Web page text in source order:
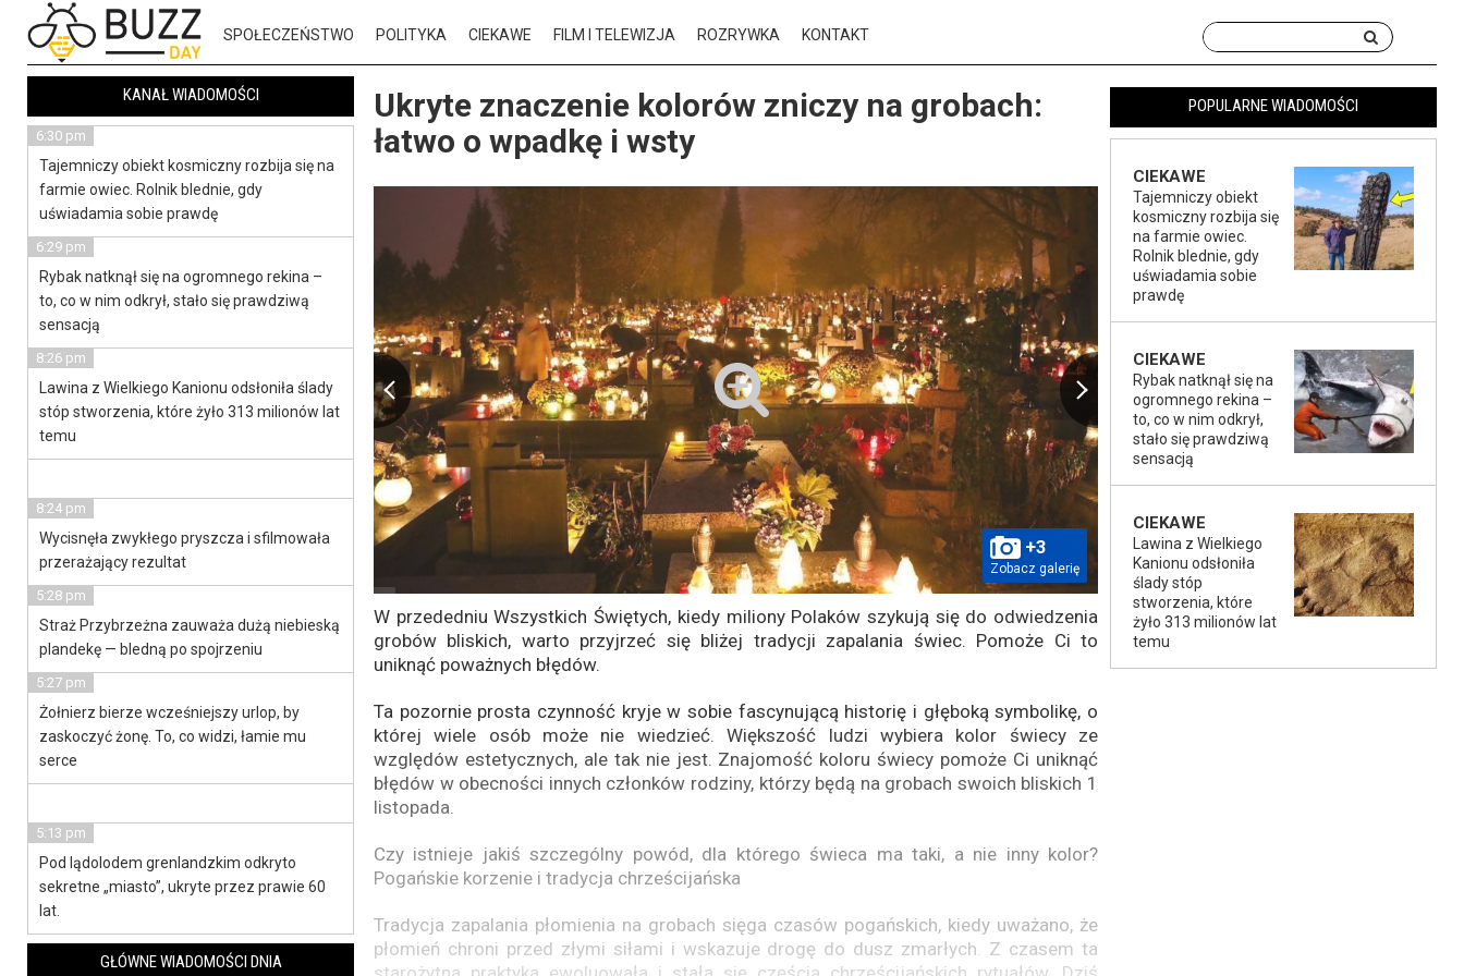
SPOŁECZEŃSTWO POLITYKA CIEKAWE FILM I TELEWIZJA ROZRYWKA KONTAKT
Ukryte znaczenie kolorów zniczy na grobach:
łatwo o wpadkę i wsty
+3
Zobacz galerię
W przededniu Wszystkich Świętych, kiedy miliony Polaków szykują się do odwiedzenia
grobów bliskich, warto przyjrzeć się bliżej tradycji zapalania świec. Pomoże Ci to
uniknąć poważnych błędów.
Ta pozornie prosta czynność kryje w sobie fascynującą historię i głęboką symbolikę, o
której wiele osób może nie wiedzieć. Większość ludzi wybiera kolor świecy ze
względów estetycznych, ale tak nie jest. Znajomość koloru świecy pomoże Ci uniknąć
błędów w obecności innych członków rodziny, którzy będą na grobach swoich bliskich 1
listopada.
Czy istnieje jakiś szczególny powód, dla którego świeca ma taki, a nie inny kolor?
Pogańskie korzenie i tradycja chrześcijańska
Tradycja zapalania płomienia na grobach sięga czasów pogańskich, kiedy uważano, że
płomień chroni przed złymi siłami i wskazuje drogę do dusz zmarłych. Z czasem ta
POPULARNE WIADOMOŚCI
CIEKAWE
Tajemniczy obiekt
kosmiczny rozbija się
na farmie owiec.
Rolnik blednie, gdy
uświadamia sobie
prawdę
CIEKAWE
Rybak natknął się na
ogromnego rekina –
to, co w nim odkrył,
stało się prawdziwą
sensacją
CIEKAWE
Lawina z Wielkiego
Kanionu odsłoniła
ślady stóp
stworzenia, które
żyło 313 milionów lat
temu
KANAŁ WIADOMOŚCI
6:30 pm
Tajemniczy obiekt kosmiczny rozbija się na
farmie owiec. Rolnik blednie, gdy
uświadamia sobie prawdę
6:29 pm
Rybak natknął się na ogromnego rekina –
to, co w nim odkrył, stało się prawdziwą
sensacją
8:26 pm
Lawina z Wielkiego Kanionu odsłoniła ślady
stóp stworzenia, które żyło 313 milionów lat
temu
8:24 pm
Wycisnęła zwykłego pryszcza i sfilmowała
przerażający rezultat
5:28 pm
Straż Przybrzeżna zauważa dużą niebieską
plandekę — bledną po spojrzeniu
5:27 pm
Żołnierz bierze wcześniejszy urlop, by
zaskoczyć żonę. To, co widzi, łamie mu
serce
5:13 pm
Pod lądolodem grenlandzkim odkryto
sekretne „miasto”, ukryte przez prawie 60
lat.
GŁÓWNE WIADOMOŚCI DNIA